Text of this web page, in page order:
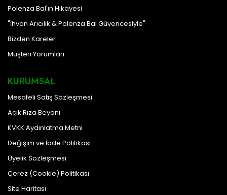
Polenza Bal'ın Hikayesi
"İhvan Arıcılık & Polenza Bal Güvencesiyle"
Bizden Kareler
Müşteri Yorumları
KURUMSAL
Mesafeli Satış Sözleşmesi
Açık Rıza Beyanı
KVKK Aydınlatma Metni
Değişim ve İade Politikası
Üyelik Sözleşmesi
Çerez (Cookie) Politikası
Site Haritası